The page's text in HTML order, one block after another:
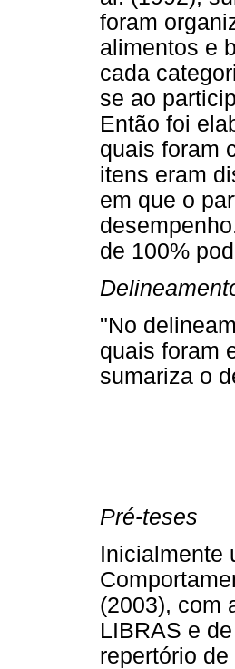
foram
alimentos e
cada
se ao
Então foi
quais foram
itens eram
em que o
de 100%
"No
quais foram
sumariza o
Pré-teses
Inicialmente
(2003), com
LIBRAS e
repertório de